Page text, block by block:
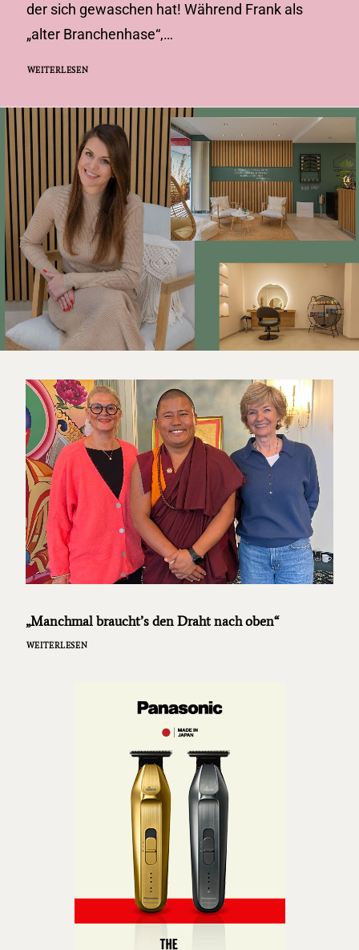
der sich gewaschen hat! Während Frank als
„alter Branchenhase“,…
WEITERLESEN
„Manchmal braucht’s den Draht nach oben“
WEITERLESEN